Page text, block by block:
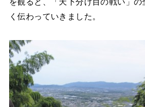
を観ると、「天下分け目の戦い」
く伝わっていきました。